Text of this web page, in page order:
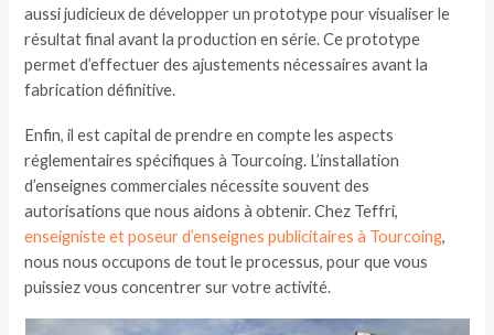
aussi judicieux de développer un prototype pour visualiser le
résultat final avant la production en série. Ce prototype
permet d’effectuer des ajustements nécessaires avant la
fabrication définitive.
Enfin, il est capital de prendre en compte les aspects
réglementaires spécifiques à Tourcoing. L’installation
d’enseignes commerciales nécessite souvent des
autorisations que nous aidons à obtenir. Chez Teffri,
enseigniste et poseur d’enseignes publicitaires à Tourcoing,
nous nous occupons de tout le processus, pour que vous
puissiez vous concentrer sur votre activité.